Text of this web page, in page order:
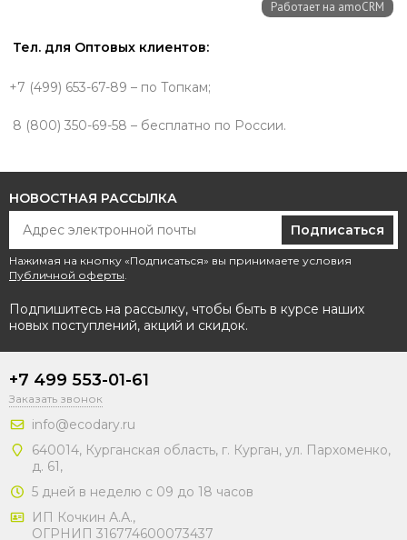
Тел. для Оптовых клиентов:
+7 (499) 653-67-89 – по Топкам;
8 (800) 350-69-58 – бесплатно по России.
НОВОСТНАЯ РАССЫЛКА
Подписаться
Нажимая на кнопку «Подписаться» вы принимаете условия
Публичной оферты.
Подпишитесь на рассылку, чтобы быть в курсе наших
новых поступлений, акций и скидок.
+7 499 553-01-61
Заказать звонок
info@ecodary.ru
640014, Курганская область, г. Курган, ул. Пархоменко,
д. 61,
5 дней в неделю с 09 до 18 часов
ИП Кочкин А.А.,
ОГРНИП 316774600073437